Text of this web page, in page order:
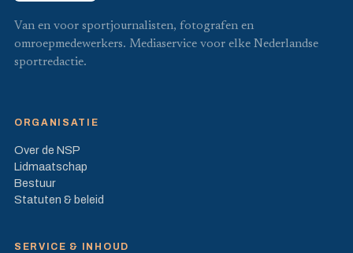
Van en voor sportjournalisten, fotografen en
omroepmedewerkers. Mediaservice voor elke Nederlandse
sportredactie.
ORGANISATIE
Over de NSP
Lidmaatschap
Bestuur
Statuten & beleid
SERVICE & INHOUD